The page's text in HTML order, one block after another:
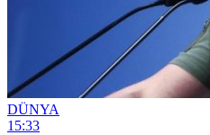
DÜNYA
15:33